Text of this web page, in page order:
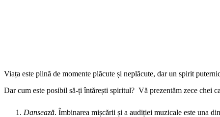
Viața este plină de momente plăcute și neplăcute, dar un spirit
Dar cum este posibil să-ți întărești spiritul? Vă prezentăm zece chei
Dansează. Îmbinarea mișcării și a audiției muzicale este una